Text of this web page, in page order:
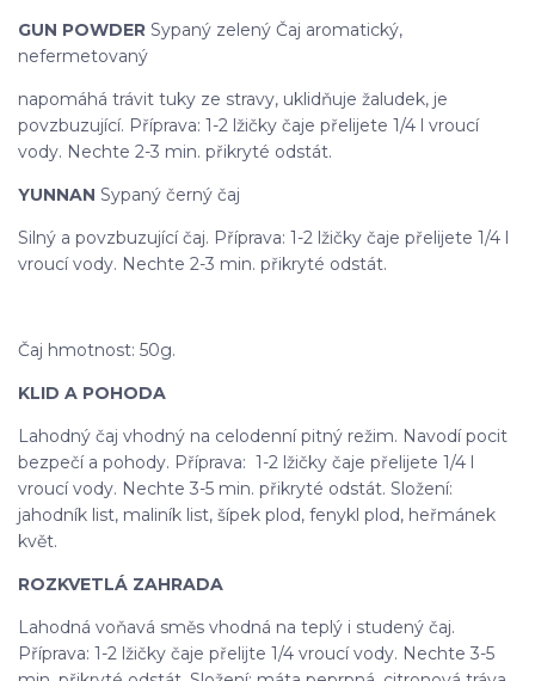
GUN POWDER Sypaný zelený Čaj aromatický,
nefermetovaný
napomáhá trávit tuky ze stravy, uklidňuje žaludek, je
povzbuzující. Příprava: 1-2 lžičky čaje přelijete 1/4 l vroucí
vody. Nechte 2-3 min. přikryté odstát.
YUNNAN Sypaný černý čaj
Silný a povzbuzující čaj. Příprava: 1-2 lžičky čaje přelijete 1/4 l
vroucí vody. Nechte 2-3 min. přikryté odstát.
Čaj hmotnost: 50g.
KLID A POHODA
Lahodný čaj vhodný na celodenní pitný režim. Navodí pocit
bezpečí a pohody. Příprava: 1-2 lžičky čaje přelijete 1/4 l
vroucí vody. Nechte 3-5 min. přikryté odstát. Složení:
jahodník list, maliník list, šípek plod, fenykl plod, heřmánek
květ.
ROZKVETLÁ ZAHRADA
Lahodná voňavá směs vhodná na teplý i studený čaj.
Příprava: 1-2 lžičky čaje přelijte 1/4 vroucí vody. Nechte 3-5